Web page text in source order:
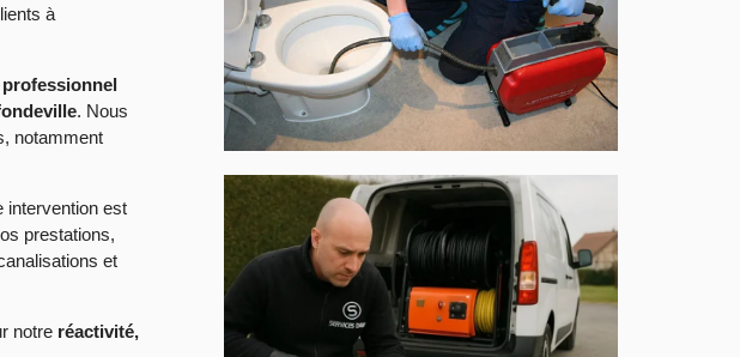
à
. Nous
notamment
intervention est
prestations,
et
notre réactivité,